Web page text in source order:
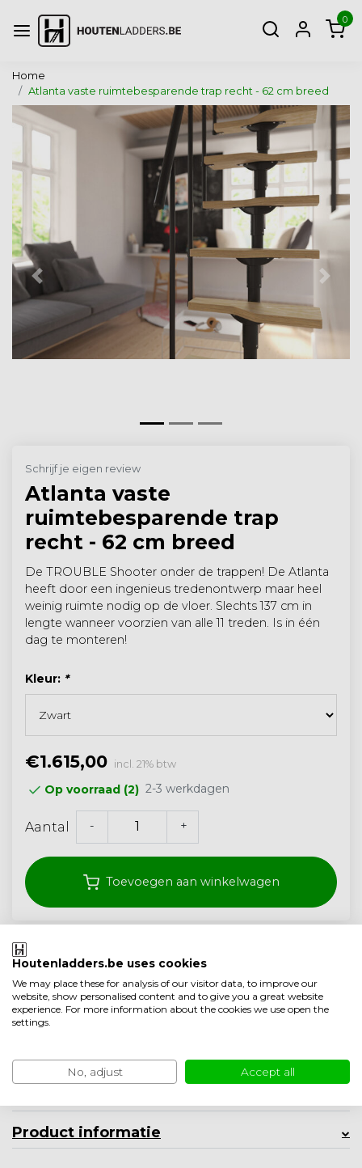
0
Home
Atlanta vaste ruimtebesparende trap recht - 62 cm breed
Vorige
Schrijf je eigen review
Atlanta vaste
ruimtebesparende trap
recht - 62 cm breed
De TROUBLE Shooter onder de trappen! De Atlanta
heeft door een ingenieus tredenontwerp maar heel
weinig ruimte nodig op de vloer. Slechts 137 cm in
lengte wanneer voorzien van alle 11 treden. Is in één
dag te monteren!
Kleur: *
€1.615,00 incl. 21% btw
Op voorraad (2) 2-3 werkdagen
Aantal - +
Toevoegen aan winkelwagen
Gratis verzonden vanaf 250,- (<40 kg)
Ambachtelijke kwaliteit uit Nederland
Toevoegen aan vergelijking
Specificaties
Product informatie
Houtenladders.be uses cookies
We may place these for analysis of our visitor data, to improve our
website, show personalised content and to give you a great website
experience. For more information about the cookies we use open the
settings.
No, adjust Accept all